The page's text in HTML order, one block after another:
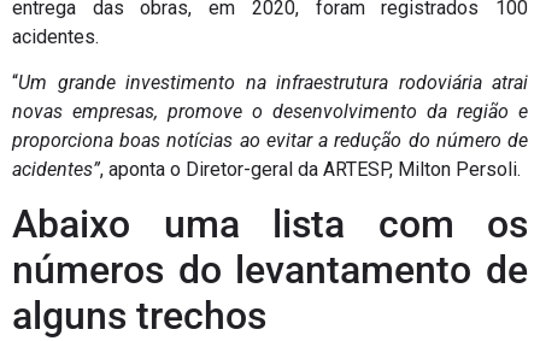
entrega das obras, em 2020, foram registrados 100
acidentes.
“Um grande investimento na infraestrutura rodoviária atrai
novas empresas, promove o desenvolvimento da região e
proporciona boas notícias ao evitar a redução do número de
acidentes”, aponta o Diretor-geral da ARTESP, Milton Persoli.
Abaixo uma lista com os
números do levantamento de
alguns trechos